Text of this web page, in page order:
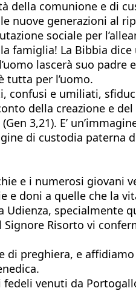
della comunione e di
nuove generazioni al
sociale per
La Bibbia dice
lascerà suo padre
tutta per l’uomo.
confusi e umiliati,
della creazione e
3,21). E’
di custodia
e i numerosi giovani
e doni a quelle che la
specialmente
Risorto vi
preghiera, e
venuti da